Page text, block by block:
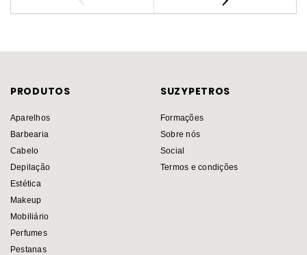
PRODUTOS
Aparelhos
Barbearia
Cabelo
Depilação
Estética
Makeup
Mobiliário
Perfumes
Pestanas
SUZYPETROS
Formações
Sobre nós
Social
Termos e condições